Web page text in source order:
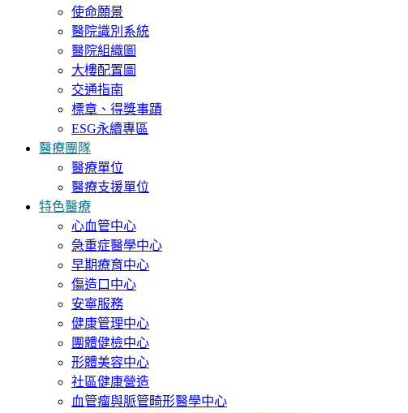
使命願景
醫院識別系統
醫院組織圖
大樓配置圖
交通指南
標章、得獎事蹟
ESG永續專區
醫療團隊
醫療單位
醫療支援單位
特色醫療
心血管中心
急重症醫學中心
早期療育中心
傷造口中心
安寧服務
健康管理中心
團體健檢中心
形體美容中心
社區健康營造
血管瘤與脈管畸形醫學中心